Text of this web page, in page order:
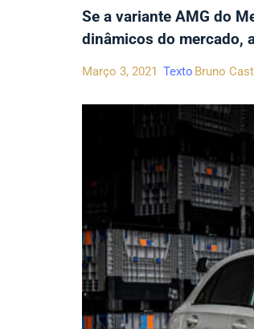
Se a variante AMG do
dinâmicos do mercado,
Março 3, 2021 Texto Bruno